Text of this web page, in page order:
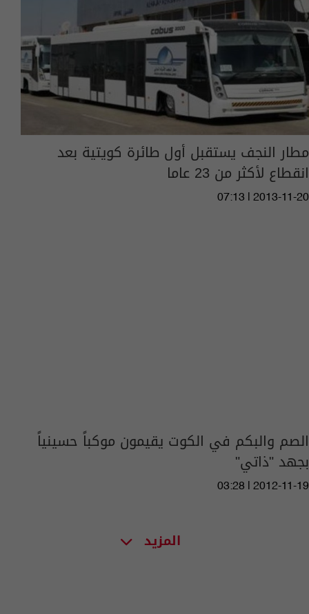
مطار النجف يستقبل أول طائرة كويتية بعد
انقطاع لأكثر من 23 عاما
07:13 | 2013-11-20
الصم والبكم في الكوت يقيمون موكباً حسينياً
بجهد "ذاتي"
03:28 | 2012-11-19
المزيد